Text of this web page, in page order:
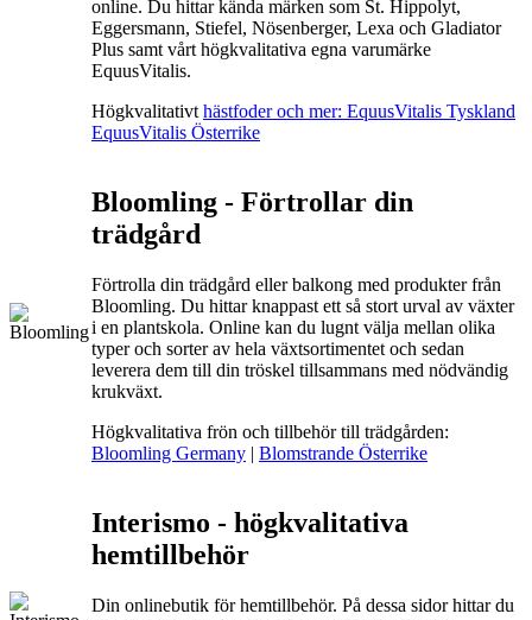
online. Du hittar kända märken som St. Hippolyt,
Eggersmann, Stiefel, Nösenberger, Lexa och Gladiator
Plus samt vårt högkvalitativa egna varumärke
EquusVitalis.
Högkvalitativt hästfoder och mer: EquusVitalis Tyskland
EquusVitalis Österrike
Bloomling - Förtrollar din
trädgård
Förtrolla din trädgård eller balkong med produkter från
Bloomling. Du hittar knappast ett så stort urval av växter
i en plantskola. Online kan du lugnt välja mellan olika
typer och sorter av hela växtsortimentet och sedan
leverera dem till din tröskel tillsammans med nödvändig
krukväxt.
Högkvalitativa frön och tillbehör till trädgården:
Bloomling Germany | Blomstrande Österrike
Interismo - högkvalitativa
hemtillbehör
Din onlinebutik för hemtillbehör. På dessa sidor hittar du